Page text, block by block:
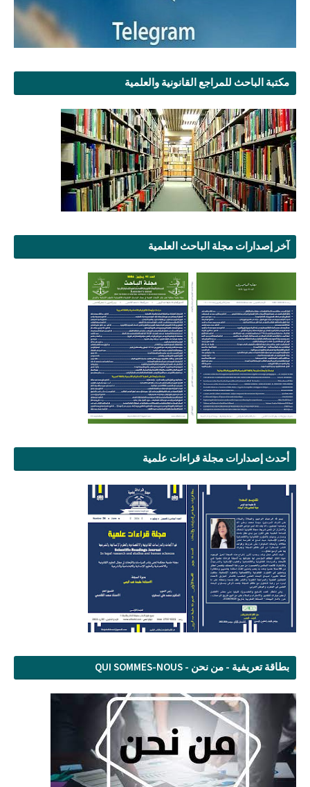
مكتبة الباحث للمراجع القانونية والعلمية
آخر إصدارات مجلة الباحث العلمية
أحدث إصدارات مجلة قراءات علمية
بطاقة تعريفية - من نحن - QUI SOMMES-NOUS